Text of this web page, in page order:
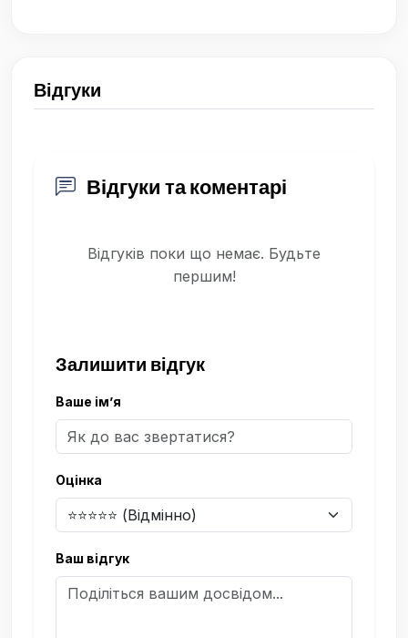
Відгуки
Відгуки та коментарі
Відгуків поки що немає. Будьте
першим!
Залишити відгук
Ваше ім’я
Оцінка
Ваш відгук